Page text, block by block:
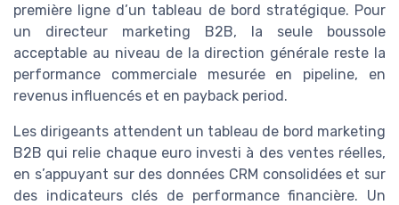
première ligne d’un tableau de bord stratégique. Pour
un directeur marketing B2B, la seule boussole
acceptable au niveau de la direction générale reste la
performance commerciale mesurée en pipeline, en
revenus influencés et en payback period.
Les dirigeants attendent un tableau de bord marketing
B2B qui relie chaque euro investi à des ventes réelles,
en s’appuyant sur des données CRM consolidées et sur
des indicateurs clés de performance financière. Un